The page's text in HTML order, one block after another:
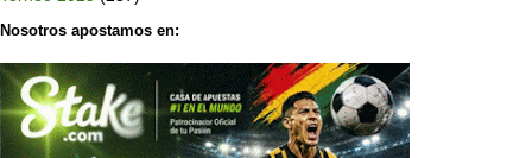
Nosotros apostamos en: